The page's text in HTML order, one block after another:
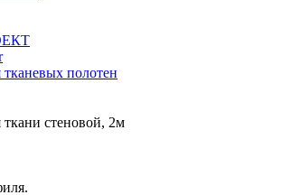
полотен
стеновой, 2м